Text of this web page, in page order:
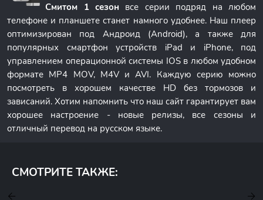
Смитом 1 сезон все серии подряд на любом
телефоне и планшете станет намного удобнее. Наш плеер
оптимизирован под Андроид (Android), а также для
популярных смартфон устройств iPad и iPhone, под
управлением операционной системы IOS в любом удобном
формате MP4 MOV, M4V и AVI. Каждую серию можно
посмотреть в хорошем качестве HD без тормозов и
зависаний. Хотим напомнить что наш сайт гарантирует вам
хорошее настроение - новые релизы, все сезоны и
отличный перевод на русском языке.
СМОТРИТЕ ТАКЖЕ: